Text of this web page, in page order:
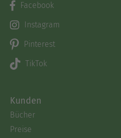
Facebook
Instagram
Pinterest
TikTok
Kunden
Bücher
Preise